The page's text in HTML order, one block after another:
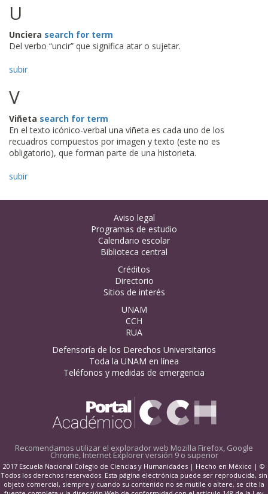
U
Unciera search for term
Del verbo “uncir” que significa atar o sujetar.
subir
V
Viñeta search for term
En el texto icónico-verbal una viñeta es cada uno de los
recuadros compuestos por imagen y texto (este no es
obligatorio), que forman parte de una historieta.
subir
Aviso legal
Programas de estudio
Calendario escolar
Biblioteca central
Créditos
Directorio
Sitios de interés
UNAM
CCH
RUA
Defensoría de los Derechos Universitarios
Toda la UNAM en línea
Teléfonos y medidas de emergencia
Recomendamos utilizar el explorador web Mozilla Firefox, Google
Chrome, Internet Explorer versión 9 o superior
2017 Escuela Nacional Colegio de Ciencias y Humanidades | Hecho en México | ©
Todos los derechos reservados. Esta página electrónica puede ser reproducida, sin
objeto comercial, siempre y cuando su contenido no se mutile o altere, se cite la